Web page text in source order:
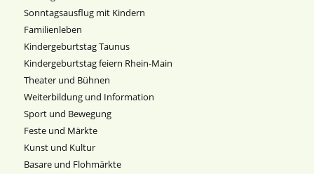
Sonntagsausflug mit Kindern
Familienleben
Kindergeburtstag Taunus
Kindergeburtstag feiern Rhein-Main
Theater und Bühnen
Weiterbildung und Information
Sport und Bewegung
Feste und Märkte
Kunst und Kultur
Basare und Flohmärkte